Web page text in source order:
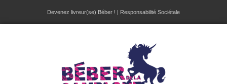
Devenez livreur(se) Béber ! | Responsabilité Sociétale